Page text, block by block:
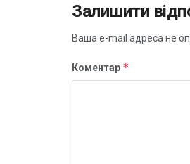
Залишити
Ваша e-mail адреса не
Коментар *